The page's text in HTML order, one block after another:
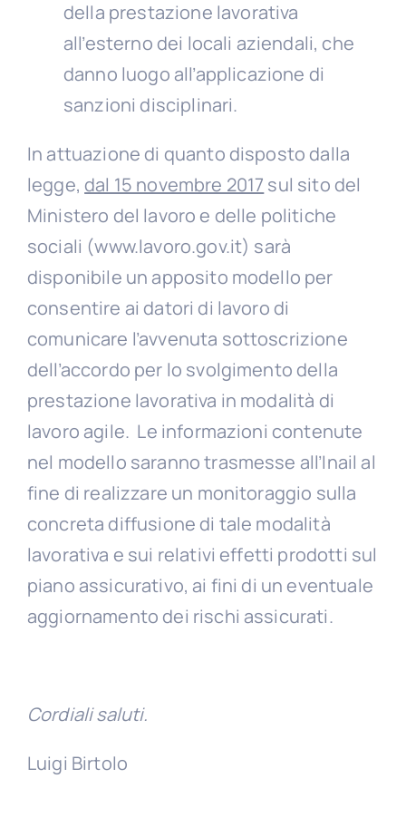
della prestazione lavorativa
all’esterno dei locali aziendali, che
danno luogo all’applicazione di
sanzioni disciplinari.
In attuazione di quanto disposto dalla
legge, dal 15 novembre 2017 sul sito del
Ministero del lavoro e delle politiche
sociali (www.lavoro.gov.it) sarà
disponibile un apposito modello per
consentire ai datori di lavoro di
comunicare l’avvenuta sottoscrizione
dell’accordo per lo svolgimento della
prestazione lavorativa in modalità di
lavoro agile. Le informazioni contenute
nel modello saranno trasmesse all’Inail al
fine di realizzare un monitoraggio sulla
concreta diffusione di tale modalità
lavorativa e sui relativi effetti prodotti sul
piano assicurativo, ai fini di un eventuale
aggiornamento dei rischi assicurati.
Cordiali saluti.
Luigi Birtolo